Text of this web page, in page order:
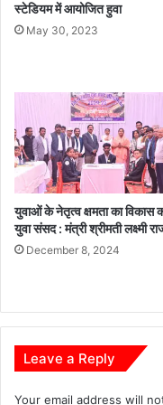
क
ना
प्र
न
रें
द्र
मो
दी
के
‘
की
बा
त
स्टेडियम में आयोजित हुवा
May 30, 2023
युवाओं के नेतृत्व क्षमता का विकास
युवा संसद : मंत्री श्रीमती लक्ष्मी
December 8, 2024
Leave a Reply
Your email address will